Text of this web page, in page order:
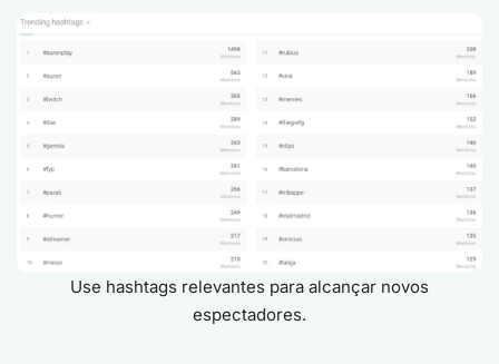
Use hashtags relevantes para alcançar novos
espectadores.